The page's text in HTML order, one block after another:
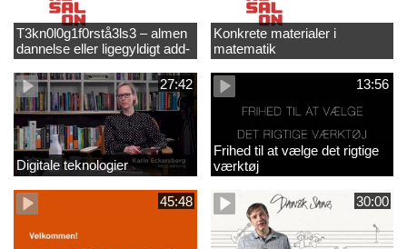
T3kn0l0g1f0rstå3ls3 – almen
dannelse eller ligegyldigt add-
on?
Konkrete materialer i
matematik
27:42
Digitale teknologier
13:56
Frihed til at vælge det rigtige
værktøj
45:48 30:00